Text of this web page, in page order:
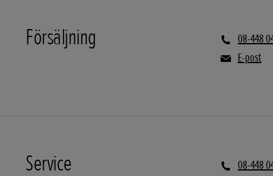
Försäljning
08-448
E-post
Service
08-448